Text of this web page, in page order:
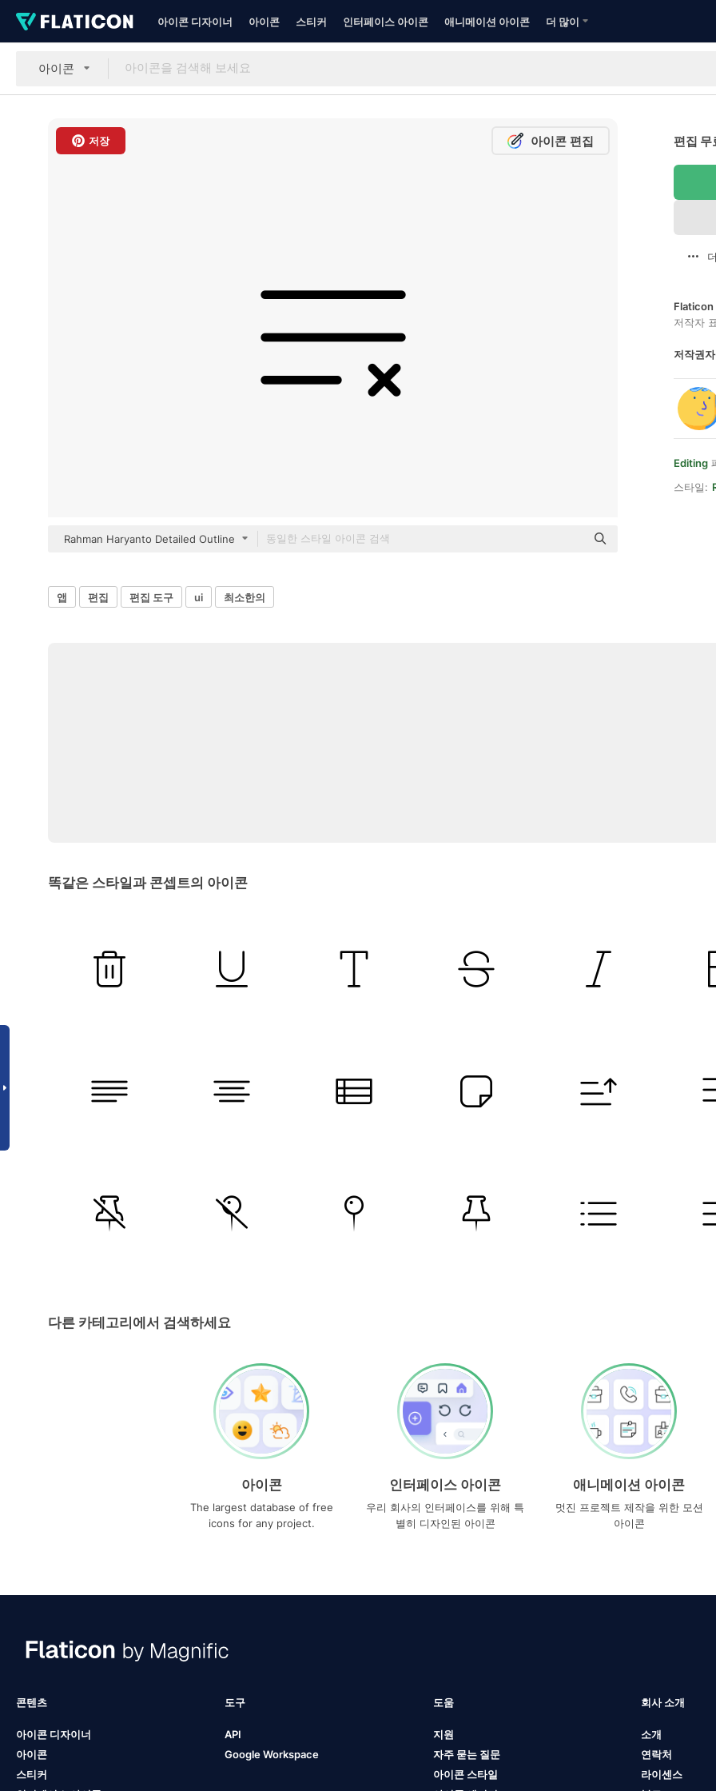
아이콘 디자이너 아이콘 스티커 인터페이스 아이콘 애니메이션 아이콘 더 많이
아이콘
저장 아이콘 편집
Rahman Haryanto Detailed Outline
편집 무
Flaticon
저작자
저작권
Editing
스타일:
앱 편집 편집 도구 ui 최소한의
똑같은 스타일과 콘셉트의 아이콘
다른 카테고리에서 검색하세요
아이콘
The largest database of free
icons for any project.
인터페이스 아이콘
우리 회사의 인터페이스를 위해 특
별히 디자인된 아이콘
애니메이션 아이콘
멋진 프로젝트 제작을 위한 모션
아이콘
콘텐츠
아이콘 디자이너
아이콘
스티커
도구
API
Google Workspace
도움
지원
자주 묻는 질문
아이콘 스타일
회사 소개
소개
연락처
라이센스